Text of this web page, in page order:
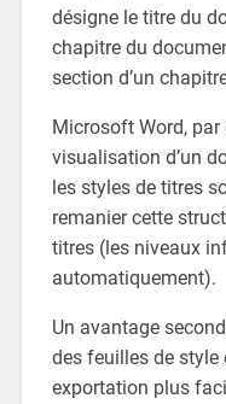
désigne le titre du
chapitre du
section d’un
Microsoft Word, par
visualisation d’un
les styles de titres
remanier cette
titres (les niveaux
automatiquement).
Un avantage
des feuilles de style
exportation plus